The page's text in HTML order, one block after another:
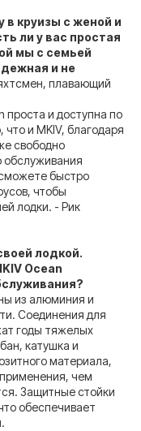
в круизы с женой и
ли у вас простая
мы с семьей
и не
плавающий
проста и доступна по
и MKIV, благодаря
свободно
быстро
чтобы
лодки. - Рик
лодкой.
Ocean
из алюминия и
Соединения для
годы тяжелых
катушка и
материала,
чем
Защитные стойки
обеспечивает